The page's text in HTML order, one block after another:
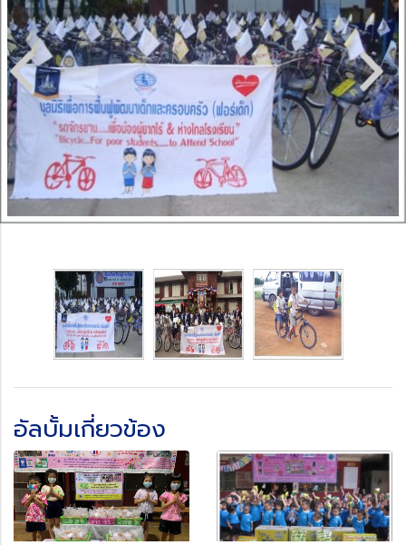
อัลบั้มเกี่ยวข้อง